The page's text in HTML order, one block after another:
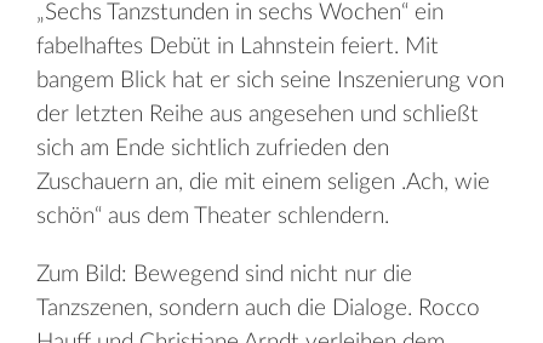
„Sechs Tanzstunden in sechs Wochen“ ein
fabelhaftes Debüt in Lahnstein feiert. Mit
bangem Blick hat er sich seine Inszenierung von
der letzten Reihe aus angesehen und schließt
sich am Ende sichtlich zufrieden den
Zuschauern an, die mit einem seligen .Ach, wie
schön“ aus dem Theater schlendern.
Zum Bild: Bewegend sind nicht nur die
Tanzszenen, sondern auch die Dialoge. Rocco